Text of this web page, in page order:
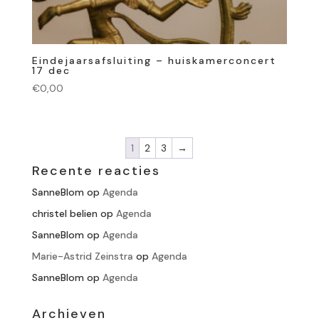
Eindejaarsafsluiting – huiskamerconcert
17 dec
€0,00
1 2 3 →
Recente reacties
SanneBlom op Agenda
christel belien op Agenda
SanneBlom op Agenda
Marie-Astrid Zeinstra op Agenda
SanneBlom op Agenda
Archieven